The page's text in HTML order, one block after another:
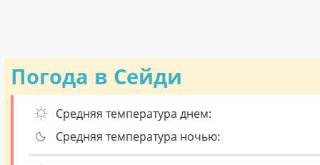
Погода в Сейди
Средняя температура днем:
Средняя температура ночью: